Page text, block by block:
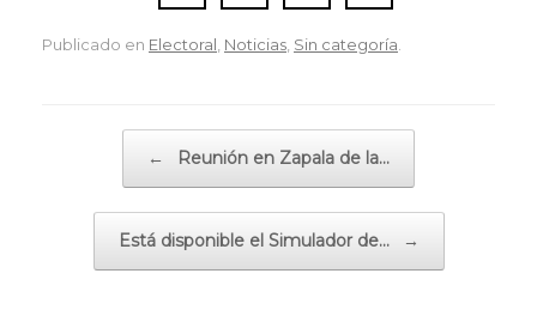
Publicado en Electoral Noticias Sin categoría
← Reunión en Zapala de la…
Está disponible el Simulador de… →